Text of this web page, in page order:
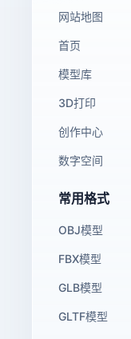
网站地图
首页
模型库
3D打印
创作中心
数字空间
常用格式
OBJ模型
FBX模型
GLB模型
GLTF模型